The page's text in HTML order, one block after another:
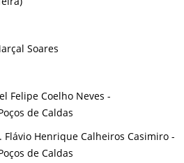
Soares
Felipe Coelho Neves -
de Caldas
Flávio Henrique Calheiros Casimiro -
de Caldas